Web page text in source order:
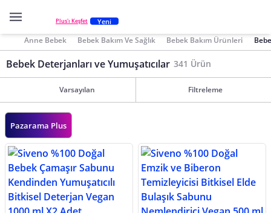
Plus'ı Keşfet Yeni
Anne Bebek Bebek Bakım Ve Sağlık Bebek Bakım Ürünleri
Bebek Deterjanları ve Yumuşatıcılar 341 Ürün
Varsayılan Filtreleme
Pazarama Plus